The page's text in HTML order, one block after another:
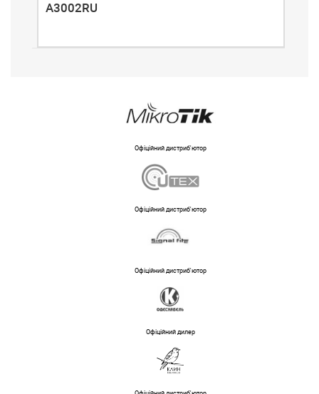
A3002RU
Офіційний дистриб'ютор
Офіційний дистриб'ютор
Офіційний дистриб'ютор
Офіційний дилер